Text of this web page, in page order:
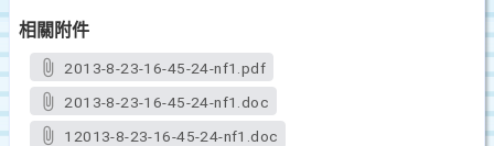
相關附件
2013-8-23-16-45-24-nf1.pdf
2013-8-23-16-45-24-nf1.doc
12013-8-23-16-45-24-nf1.doc